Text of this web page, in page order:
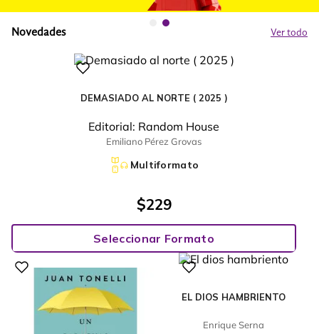
Novedades Ver todo
DEMASIADO AL NORTE ( 2025 )
Editorial: Random House
Emiliano Pérez Grovas
Multiformato
$229
Seleccionar Formato
EL DIOS HAMBRIENTO
Enrique Serna